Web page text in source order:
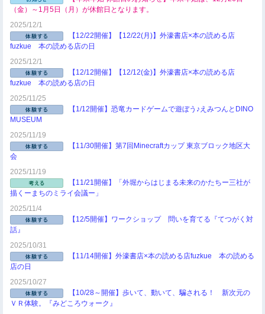
（金）～1月5日（月）が休館日となります。
2025/12/1
【12/22開催】【12/22(月)】外濠書店×本の読める店
fuzkue 本の読める店の日
2025/12/1
【12/12開催】【12/12(金)】外濠書店×本の読める店
fuzkue 本の読める店の日
2025/11/25
【1/12開催】恐竜カードゲームで遊ぼう♪えみつんとDINO
MUSEUM
2025/11/19
【11/30開催】第7回Minecraftカップ 東京ブロック地区大
会
2025/11/19
【11/21開催】「外堀からはじまる未来のかたちー三社が
描くーまちのミライ会議ー」
2025/11/4
【12/5開催】ワークショップ 問いを育てる『てつがく対
話』
2025/10/31
【11/14開催】外濠書店×本の読める店fuzkue 本の読める
店の日
2025/10/27
【10/28～開催】歩いて、動いて、騙される！ 新次元の
ＶＲ体験。『みどころウォーク』